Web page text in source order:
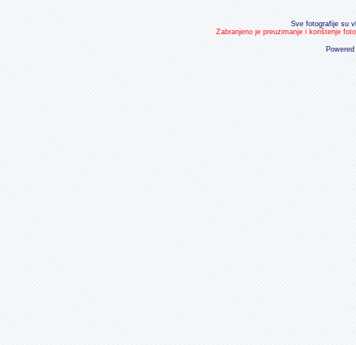
Sve fotografije su
Zabranjeno je preuzimanje i korištenje